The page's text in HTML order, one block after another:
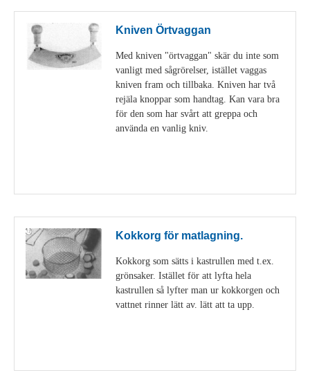
Kniven Örtvaggan
Med kniven "örtvaggan" skär du inte som
vanligt med sågrörelser, istället vaggas
kniven fram och tillbaka. Kniven har två
rejäla knoppar som handtag. Kan vara bra
för den som har svårt att greppa och
använda en vanlig kniv.
Kokkorg för matlagning.
Kokkorg som sätts i kastrullen med t.ex.
grönsaker. Istället för att lyfta hela
kastrullen så lyfter man ur kokkorgen och
vattnet rinner lätt av. lätt att ta upp.